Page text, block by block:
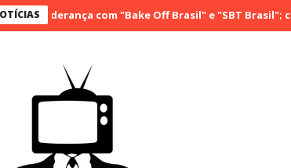
com "Bake Off Brasil" e "SBT Brasil"; confira